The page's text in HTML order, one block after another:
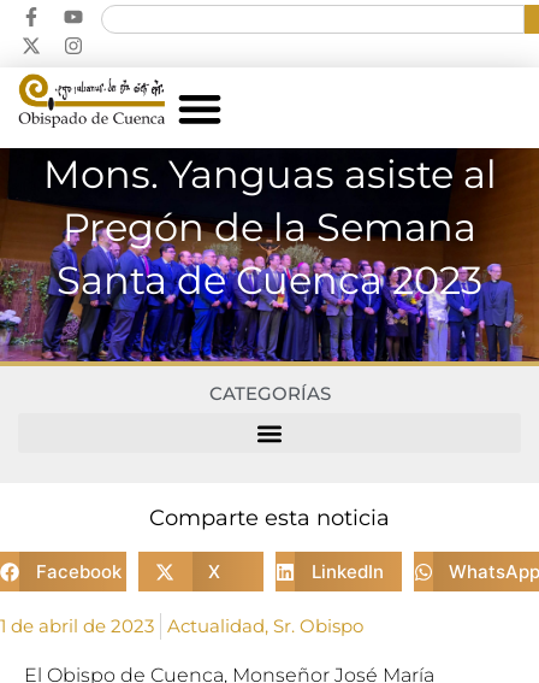
Mons. Yanguas asiste al
Pregón de la Semana
Santa de Cuenca 2023
CATEGORÍAS
Comparte esta noticia
Facebook X LinkedIn WhatsApp
1 de abril de 2023 Actualidad, Sr. Obispo
El Obispo de Cuenca, Monseñor José María